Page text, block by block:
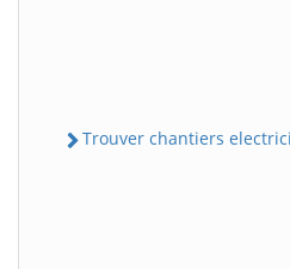
Trouver chantiers